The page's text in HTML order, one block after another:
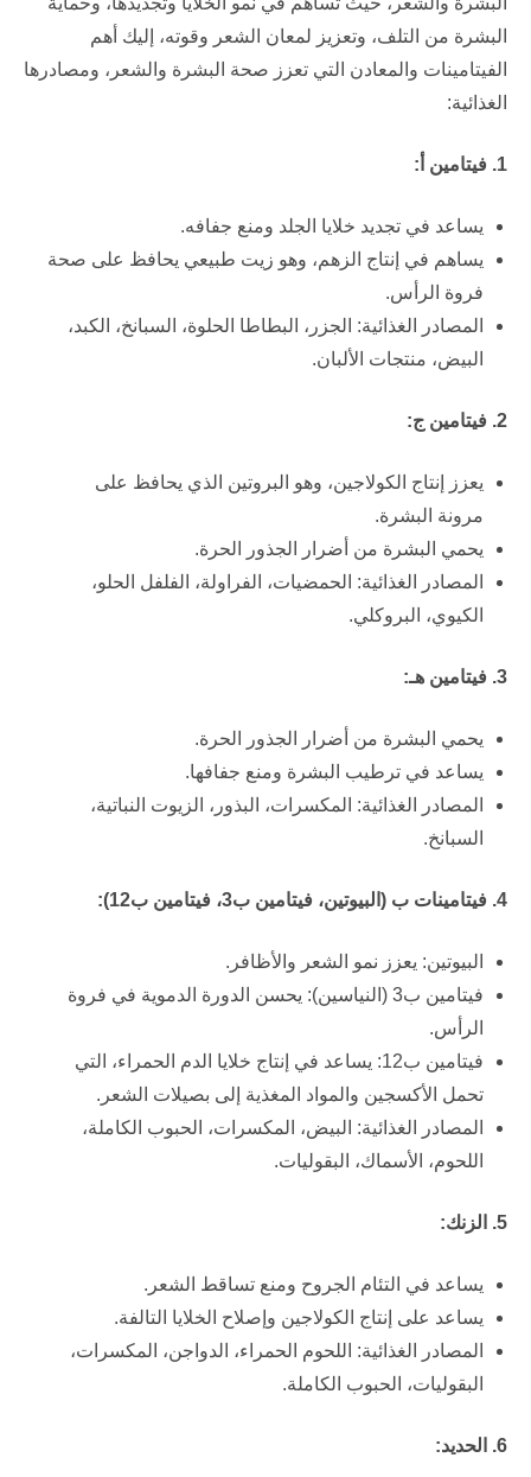
البشرة من التلف، وتعزيز لمعان الشعر وقوته، إليك أهم
الفيتامينات والمعادن التي تعزز صحة البشرة والشعر، ومصادرها
الغذائية:
1. فيتامين أ:
يساعد في تجديد خلايا الجلد ومنع جفافه.
يساهم في إنتاج الزهم، وهو زيت طبيعي يحافظ على صحة
فروة الرأس.
المصادر الغذائية: الجزر، البطاطا الحلوة، السبانخ، الكبد،
البيض، منتجات الألبان.
2. فيتامين ج:
يعزز إنتاج الكولاجين، وهو البروتين الذي يحافظ على
مرونة البشرة.
يحمي البشرة من أضرار الجذور الحرة.
المصادر الغذائية: الحمضيات، الفراولة، الفلفل الحلو،
الكيوي، البروكلي.
3. فيتامين هـ:
يحمي البشرة من أضرار الجذور الحرة.
يساعد في ترطيب البشرة ومنع جفافها.
المصادر الغذائية: المكسرات، البذور، الزيوت النباتية،
السبانخ.
4. فيتامينات ب (البيوتين، فيتامين ب3، فيتامين ب12):
البيوتين: يعزز نمو الشعر والأظافر.
فيتامين ب3 (النياسين): يحسن الدورة الدموية في فروة
الرأس.
فيتامين ب12: يساعد في إنتاج خلايا الدم الحمراء، التي
تحمل الأكسجين والمواد المغذية إلى بصيلات الشعر.
المصادر الغذائية: البيض، المكسرات، الحبوب الكاملة،
اللحوم، الأسماك، البقوليات.
5. الزنك:
يساعد في التئام الجروح ومنع تساقط الشعر.
يساعد على إنتاج الكولاجين وإصلاح الخلايا التالفة.
المصادر الغذائية: اللحوم الحمراء، الدواجن، المكسرات،
البقوليات، الحبوب الكاملة.
6. الحديد: